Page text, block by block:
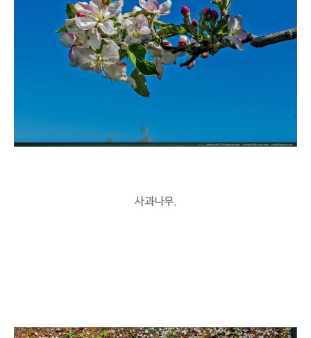
사과나무.